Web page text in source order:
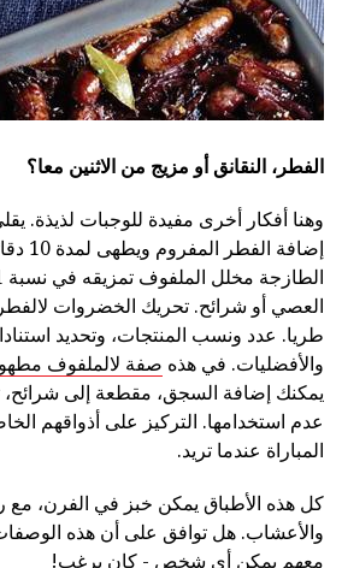
الفطر، النقانق أو مزيج من الاثنين معا؟
وهنا أفكار أخرى مفيدة للوجبات لذيذة.
إضافة
العصي أو شرائح. تحريك الخضروات
طريا. عدد ونسب المنتجات، وتحديد
والأفضليات. في هذه صفة لالملفوف
يمكنك إضافة السجق، مقطعة إلى شرائح،
عدم استخدامها. التركيز على أذواقهم
المباراة عندما تريد.
كل هذه الأطباق يمكن خبز في الفرن، مع
والأعشاب. هل توافق على أن هذه
معهم يمكن أي شخص - كان يرغب!